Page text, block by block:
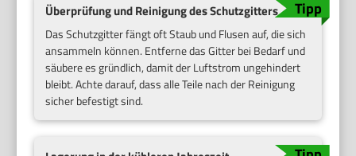
Überprüfung und Reinigung des Schutzgitters
Das Schutzgitter fängt oft Staub und Flusen auf, die sich
ansammeln können. Entferne das Gitter bei Bedarf und
säubere es gründlich, damit der Luftstrom ungehindert
bleibt. Achte darauf, dass alle Teile nach der Reinigung
sicher befestigt sind.